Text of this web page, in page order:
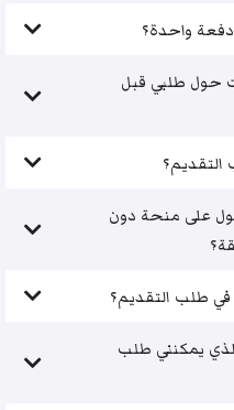
واحدة؟
حول طلبي قبل
التقديم؟
على منحة دون
طلب التقديم؟
يمكنني طلب